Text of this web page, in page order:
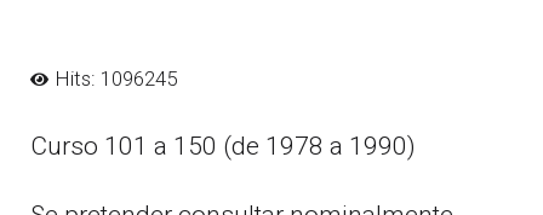
Hits: 1096245
Curso 101 a 150 (de 1978 a 1990)